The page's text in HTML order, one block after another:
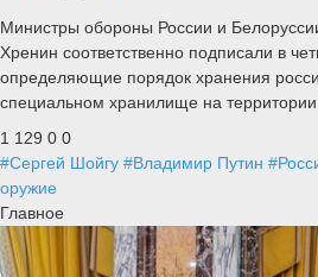
Министры обороны России и
Хренин соответственно подписали в
определяющие порядок хранения
специальном хранилище на территории
1 129 0 0
#Сергей Шойгу #Владимир Путин
оружие
Главное